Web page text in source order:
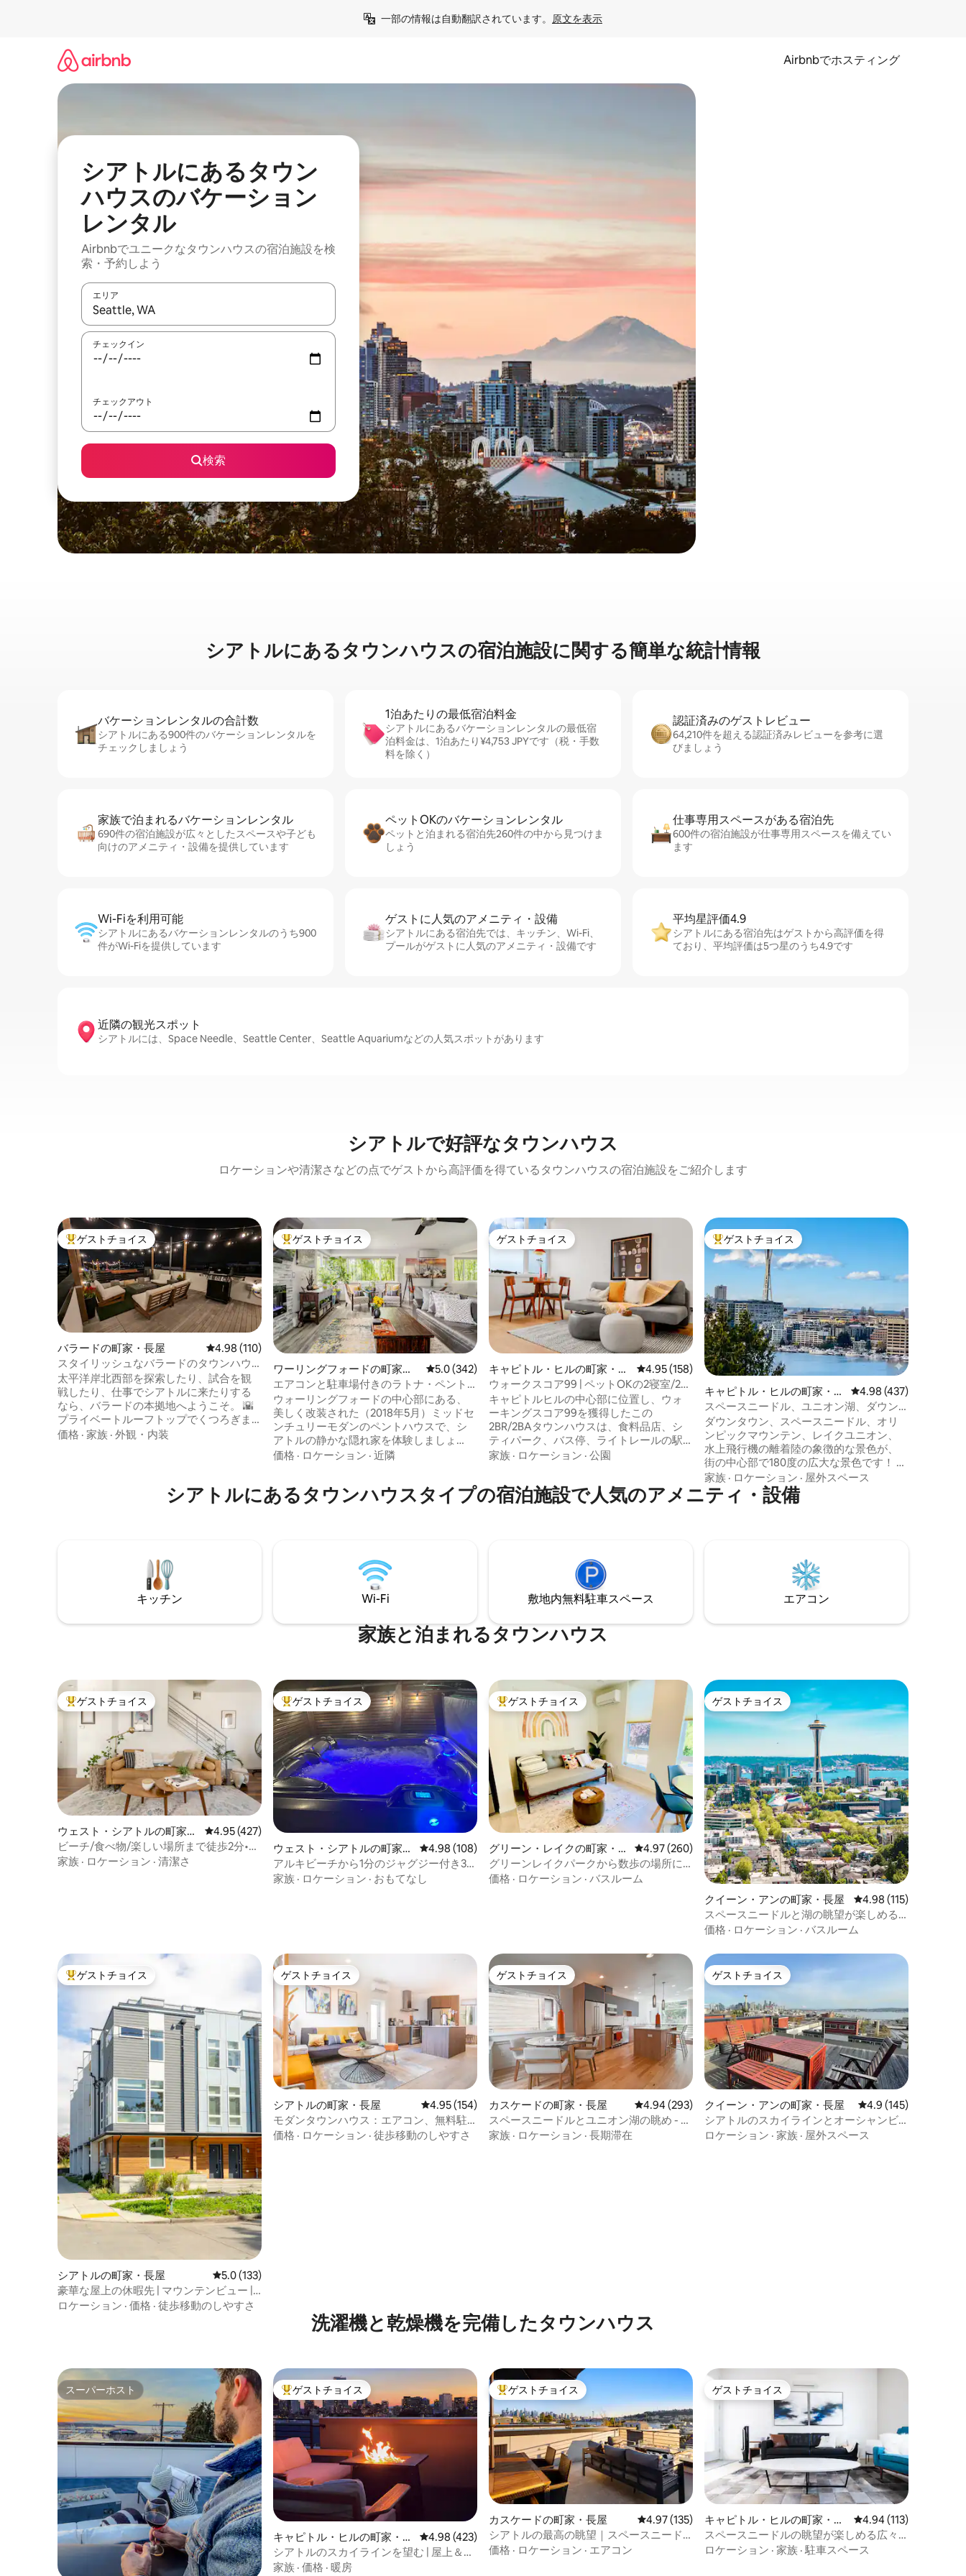
一部の情報は自動翻訳されています。 原文を表示
Airbnbでホスティング
シアトルにあるタウン
ハウスのバケーション
レンタル
Airbnbでユニークなタウンハウスの宿泊施設を検
索・予約しよう
エリア
検索結果が表示されたら、上下の矢印キーを使って移動するか、画面をタッチまたはスワイプして検索結果を確認することができます。
チェックイン
チェックアウト
検索
シアトルに⁠あ⁠るタ⁠ウ⁠ン⁠ハ⁠ウ⁠ス⁠の宿⁠泊⁠施⁠設⁠に関⁠す⁠る簡⁠単⁠な統⁠計⁠情⁠報
バケーションレ⁠ン⁠タ⁠ル⁠の合⁠計⁠数
シアトルにある900件のバケーションレンタルを
チェックしましょう
1泊あたりの最⁠低⁠宿⁠泊⁠料⁠金
シアトルにあるバケーションレンタルの最低宿
泊料金は、1泊あたり¥4,753 JPYです（税・手数
料を除く）
認証済みのゲ⁠ス⁠ト⁠レ⁠ビ⁠ュ⁠ー
64,210件を超える認証済みレビューを参考に選
びましょう
家族で泊まれるバ⁠ケ⁠ー⁠シ⁠ョ⁠ンレ⁠ン⁠タ⁠ル
690件の宿泊施設が広々としたスペースや子ども
向けのアメニティ・設備を提供しています
ペットOKのバ⁠ケ⁠ー⁠シ⁠ョ⁠ンレ⁠ン⁠タ⁠ル
ペットと泊まれる宿泊先260件の中から見つけま
しょう
仕事専用ス⁠ペ⁠ー⁠スがあ⁠る宿⁠泊⁠先
600件の宿泊施設が仕事専用スペースを備えてい
ます
Wi-Fiを利⁠用⁠可⁠能
シアトルにあるバケーションレンタルのうち900
件がWi-Fiを提供しています
ゲストに人⁠気⁠のア⁠メ⁠ニ⁠テ⁠ィ・設⁠備
シアトルにある宿泊先では、キッチン、Wi-Fi、
プールがゲストに人気のアメニティ・設備です
平均星評価4.9
シアトルにある宿泊先はゲストから高評価を得
ており、平均評価は5つ星のうち4.9です
近隣の観光ス⁠ポ⁠ッ⁠ト
シアトルには、Space Needle、Seattle Center、Seattle Aquariumなどの人気スポットがあります
シアトルで好評なタウンハウス
ロケーションや清潔さなどの点でゲストから高評価を得ているタウンハウスの宿泊施設をご紹介します
大好評のゲストチョイスです。
ゲストチョイス
バラードの町家・長屋 レビュー110件、5つ星中4.98つ星の平均評価
4.98 (110)
スタイリッシュなバラードのタウンハウ
ス | 3寝室 | 屋上
太平洋岸北西部を探索したり、試合を観
戦したり、仕事でシアトルに来たりする
なら、バラードの本拠地へようこそ。 🌇
プライベートルーフトップでくつろぎま
しょう。薪ストーブ、ガスグリル、スト
スルーム、各部屋にエアコン、設備の整
ったキッチン、室内ランドリールーム、
泊先・4.98★・バラードへようこそ！
価格 · 家族 · 外観・内装
大好評のゲストチョイスです。
ゲストチョイス
ワーリングフォードの町家・
長屋
レビュー342件、5つ星中5.0つ星の平均評価
5.0 (342)
エアコンと駐車場付きのラトナ・ペント
ハウススイート！
ウォーリングフォードの中心部にある、
美しく改装された（2018年5月）ミッドセ
ンチュリーモダンのペントハウスで、シ
アトルの静かな隠れ家を体験しましょ
う。この1,300平方フィートのプライベー
の市内のオアシスにあります！ ゲストの
快適さを特に考慮して設計されたペント
でご利用いただけます。全体的にスタイ
リッシュな仕上げと細やかな心配りが感
価格 · ロケーション · 近隣
ゲストチョイス
ゲストチョイス
キャピトル・ヒルの町家・長
屋
レビュー158件、5つ星中4.95つ星の平均評価
4.95 (158)
ウォークスコア99 | ペットOKの2寝室/2バ
スルームの宿泊先
キャピトルヒルの中心部に位置し、ウォ
ーキングスコア99を獲得したこの
2BR/2BAタウンハウスは、食料品店、シ
ティパーク、バス停、ライトレールの駅
まで徒歩圏内です。 シアトルのトップレ
クティビティに囲まれています。 SLU、
UW、アマゾン、パイクプレイスマーケッ
ト、スペースニードルなどへのアクセス
わの羽毛布団でリラックスしてくださ
い。 鮮やかな生活と甘い夢をお楽しみく
ださい。
家族 · ロケーション · 公園
大好評のゲストチョイスです。
ゲストチョイス
キャピトル・ヒルの町家・長
屋
レビュー437件、5つ
4.98 (437)
スペースニードル、ユニオン湖、ダウン
タウンを180度見渡せる眺め！
ダウンタウン、スペースニードル、オリ
ンピックマウンテン、レイクユニオン、
水上飛行機の離着陸の象徴的な景色が、
街の中心部で180度の広大な景色です！ 人
気の観光スポットの近く！ • パイクプレイ
スマーケット •アラスカクルーズターミナ
ル •スタジアムとアリーナ •ウォーターフ
置するこの宿泊先は、レストラン、カフ
ェ、お店、公園、公共交通機関に簡単に
アクセスできます。 安全なお荷物預かり
家族 · ロケーション · 屋外スペース
シアトルにあるタウンハウスタイプの宿泊施設で人気のアメニティ・設備
キッチン Wi-Fi 敷地内無料駐⁠車ス⁠ペ⁠ー⁠ス エアコン
家族と泊まれるタウンハウス
大好評のゲストチョイスです。
ゲストチョイス
ウェスト・シアトルの町家・
長屋
レビュー427件、5つ星中4.95つ星の平均評価
4.95 (427)
ビーチ/食べ物/楽しい場所まで徒歩2分•エ
アコン/暖炉/モダンで快適
家族 · ロケーション · 清潔さ
大好評のゲストチョイスです。
ゲストチョイス
ウェスト・シアトルの町家・
長屋
レビュー108件、5つ星中4.98つ星の平均評価
4.98 (108)
アルキビーチから1分のジャグジー付き3ベ
ッドルーム
家族 · ロケーション · おもてなし
大好評のゲストチョイスです。
ゲストチョイス
グリーン・レイクの町家・長
屋
レビュー260件、5つ星中4.97つ星の平均評価
4.97 (260)
グリーンレイクパークから数歩の場所に
ある居心地の良い2ベッドルームのタウン
価格 · ロケーション · バスルーム
ゲストチョイス
ゲストチョイス
クイーン・アンの町家・長屋 レビュー115件、5つ
4.98 (115)
スペースニードルと湖の眺望が楽しめる
ラグジュアリーなお部屋〜クイーン・ア
価格 · ロケーション · バスルーム
大好評のゲストチョイスです。
ゲストチョイス
シアトルの町家・長屋 レビュー133件、5つ星中5.0つ星の平均評価
5.0 (133)
豪華な屋上の休暇先 | マウンテンビュー |
エアコン
ロケーション · 価格 · 徒歩移動のしやすさ
ゲストチョイス
ゲストチョイス
シアトルの町家・長屋 レビュー154件、5つ星中4.95つ星の平均評価
4.95 (154)
モダンタウンハウス：エアコン、無料駐
車場、UW、病院
価格 · ロケーション · 徒歩移動のしやすさ
ゲストチョイス
ゲストチョイス
カスケードの町家・長屋 レビュー293件、5つ星中4.94つ星の平均評価
4.94 (293)
スペースニードルとユニオン湖の眺め - モ
ダンなタウンハウス
家族 · ロケーション · 長期滞在
ゲストチョイス
ゲストチョイス
クイーン・アンの町家・長屋 レビュー145件、5つ
4.9 (145)
シアトルのスカイラインとオーシャンビ
ューを楽しめるモダンなタウンハウス
ロケーション · 家族 · 屋外スペース
洗濯機と乾燥機を完備したタウンハウス
スーパーホスト
スーパーホスト 大好評のゲストチョイスです。
ゲストチョイス
キャピトル・ヒルの町家・長
屋
レビュー423件、5つ星中4.98つ星の平均評価
4.98 (423)
シアトルのスカイラインを望む | 屋上＆駐
車場（プライベート）
家族 · 価格 · 暖房
大好評のゲストチョイスです。
ゲストチョイス
カスケードの町家・長屋 レビュー135件、5つ星中4.97つ星の平均評価
4.97 (135)
シアトルの最高の眺望｜スペースニード
ルと湖｜駐車場
価格 · ロケーション · エアコン
ゲストチョイス
ゲストチョイス
キャピトル・ヒルの町家・長
屋
レビュー113件、5つ
4.94 (113)
スペースニードルの眺望が楽しめる広々
とした5寝室のキャップヒルのロフト
ロケーション · 家族 ·駐車スペース